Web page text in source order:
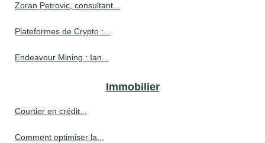
Zoran Petrovic, consultant...
Plateformes de Crypto :...
Endeavour Mining : Ian...
Immobilier
Courtier en crédit...
Comment optimiser la...